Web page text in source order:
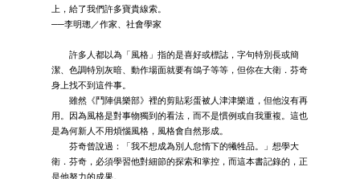
上，給了我們許多寶貴線索。
──李明璁／作家、社會學家
許多人都以為「風格」指的是喜好或標誌，字句特別長或簡
潔、色調特別灰暗、動作場面就要有鴿子等等，但你在大衛．芬奇
身上找不到這件事。
雖然《鬥陣俱樂部》裡的剪貼彩蛋被人津津樂道，但他沒有再
用。因為風格是對事物獨到的看法，而不是慣例或自我重複。這也
是為何新人不用煩惱風格，風格會自然形成。
芬奇曾說過：「我不想成為別人怠惰下的犧牲品。」想學大
衛．芬奇，必須學習他對細節的探索和掌控，而這本書記錄的，正
是他努力的成果。